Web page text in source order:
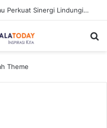
SKK Migas, PHR dan Polda Riau Perkuat Sinergi Lindungi Aset Negara demi Menjaga Ketahanan Energi Nasional